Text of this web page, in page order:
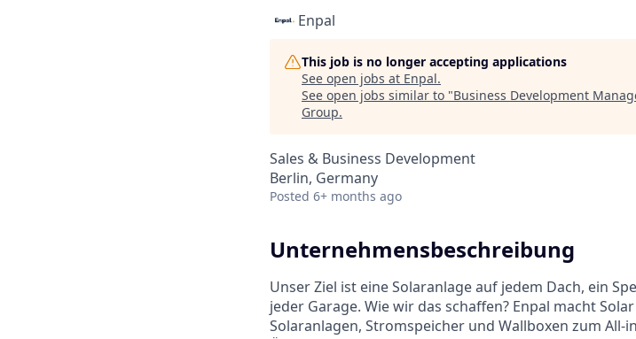
Enpal
This job is no longer accepting applications
See open jobs at Enpal.
See open jobs similar to "Business Development
Group.
Sales & Business Development
Berlin, Germany
Posted 6+ months ago
Unternehmensbeschreibung
Unser Ziel ist eine Solaranlage auf jedem Dach, ein
jeder Garage. Wie wir das schaffen? Enpal macht
Solaranlagen, Stromspeicher und Wallboxen zum